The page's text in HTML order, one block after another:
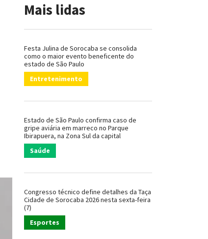
Mais lidas
Festa Julina de Sorocaba se consolida
como o maior evento beneficente do
estado de São Paulo
Entretenimento
Estado de São Paulo confirma caso de
gripe aviária em marreco no Parque
Ibirapuera, na Zona Sul da capital
Saúde
Congresso técnico define detalhes da Taça
Cidade de Sorocaba 2026 nesta sexta-feira
(7)
Esportes